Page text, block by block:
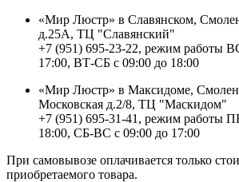
«Мир Люстр» в Славянском,
д.25А, ТЦ "Славянский"
+7 (951) 695-23-22, режим работы
17:00, ВТ-СБ с 09:00 до 18:00
«Мир Люстр» в Максидоме,
Московская д.2/8, ТЦ "Маскидом"
+7 (951) 695-31-41, режим работы
18:00, СБ-ВС с 09:00 до 17:00
При самовывозе оплачивается только
приобретаемого товара.